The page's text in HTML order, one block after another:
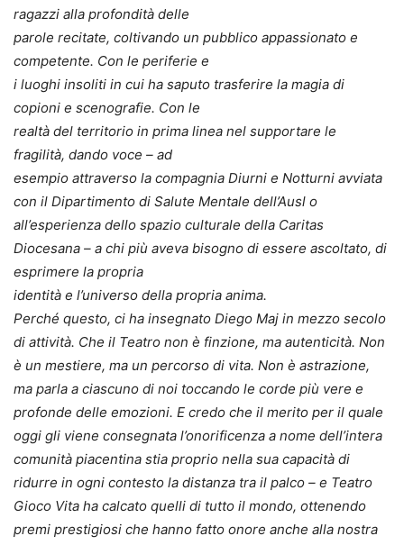
ragazzi alla profondità delle
parole recitate, coltivando un pubblico appassionato e
competente. Con le periferie e
i luoghi insoliti in cui ha saputo trasferire la magia di
copioni e scenografie. Con le
realtà del territorio in prima linea nel supportare le
fragilità, dando voce – ad
esempio attraverso la compagnia Diurni e Notturni avviata
con il Dipartimento di Salute Mentale dell’Ausl o
all’esperienza dello spazio culturale della Caritas
Diocesana – a chi più aveva bisogno di essere ascoltato, di
esprimere la propria
identità e l’universo della propria anima.
Perché questo, ci ha insegnato Diego Maj in mezzo secolo
di attività. Che il Teatro non è finzione, ma autenticità. Non
è un mestiere, ma un percorso di vita. Non è astrazione,
ma parla a ciascuno di noi toccando le corde più vere e
profonde delle emozioni. E credo che il merito per il quale
oggi gli viene consegnata l’onorificenza a nome dell’intera
comunità piacentina stia proprio nella sua capacità di
ridurre in ogni contesto la distanza tra il palco – e Teatro
Gioco Vita ha calcato quelli di tutto il mondo, ottenendo
premi prestigiosi che hanno fatto onore anche alla nostra